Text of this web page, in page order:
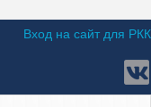
Вход на сайт для РКК